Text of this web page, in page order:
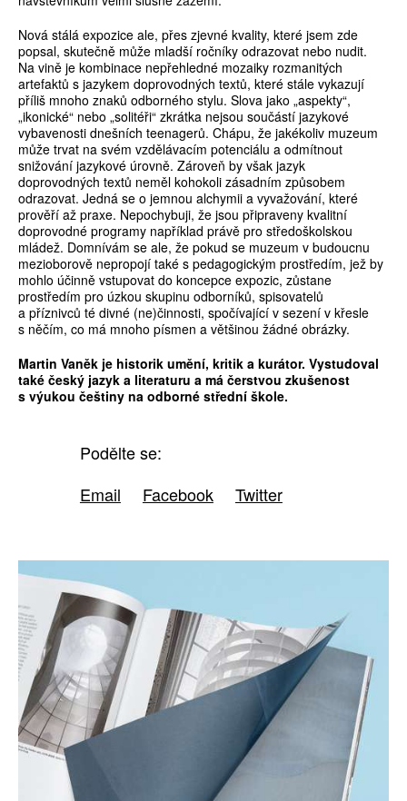
Nová stálá expozice ale, přes zjevné kvality, které jsem zde
popsal, skutečně může mladší ročníky odrazovat nebo nudit.
Na vině je kombinace nepřehledné mozaiky rozmanitých
artefaktů s jazykem doprovodných textů, které stále vykazují
příliš mnoho znaků odborného stylu. Slova jako „aspekty“,
„ikonické“ nebo „solitéři“ zkrátka nejsou součástí jazykové
vybavenosti dnešních teenagerů. Chápu, že jakékoliv muzeum
může trvat na svém vzdělávacím potenciálu a odmítnout
snižování jazykové úrovně. Zároveň by však jazyk
doprovodných textů neměl kohokoli zásadním způsobem
odrazovat. Jedná se o jemnou alchymii a vyvažování, které
prověří až praxe. Nepochybuji, že jsou připraveny kvalitní
doprovodné programy například právě pro středoškolskou
mládež. Domnívám se ale, že pokud se muzeum v budoucnu
mezioborově nepropojí také s pedagogickým prostředím, jež by
mohlo účinně vstupovat do koncepce expozic, zůstane
prostředím pro úzkou skupinu odborníků, spisovatelů
a příznivců té divné (ne)činnosti, spočívající v sezení v křesle
s něčím, co má mnoho písmen a většinou žádné obrázky.
Martin Vaněk je historik umění, kritik a kurátor. Vystudoval
také český jazyk a literaturu a má čerstvou zkušenost
s výukou češtiny na odborné střední škole.
Podělte se:
Email
Facebook Twitter